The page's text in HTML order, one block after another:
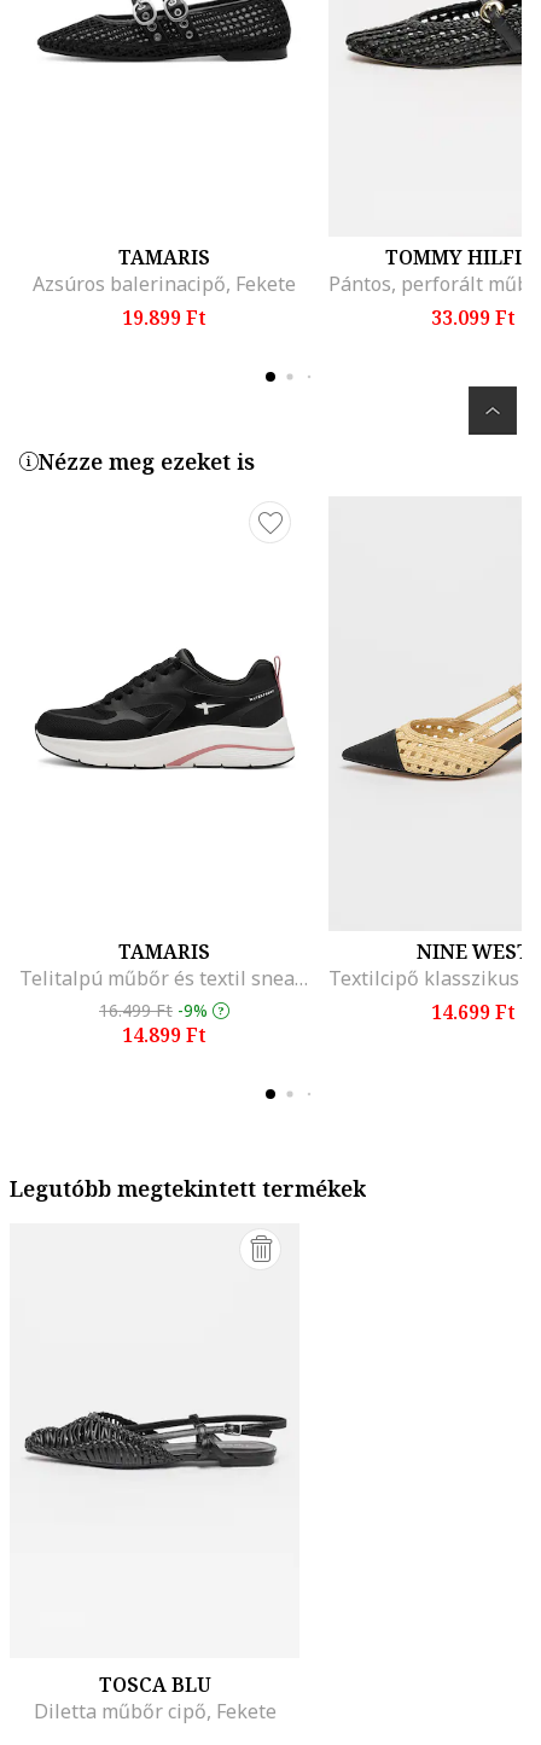
TAMARIS
Azsúros balerinacipő, Fekete
19.899 Ft
TOMMY
33.099 Ft
Nézze meg ezeket is
TAMARIS
Telitalpú műbőr és textil sneaker, Fekete/Törtfehér
16.499 Ft -9%
14.899 Ft
NINE WEST
14.699 Ft
Legutóbb megtekintett termékek
TOSCA BLU
Diletta műbőr cipő, Fekete